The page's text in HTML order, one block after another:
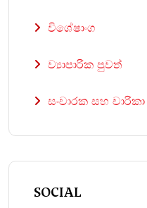
විශේෂාංග
ව්‍යාපාරික පුවත්
සංචාරක සහ චාරිකා
SOCIAL